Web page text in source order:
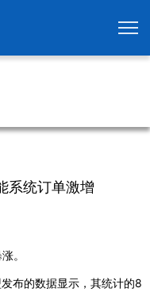
系统订单激增
。
布的数据显示，其统计的8